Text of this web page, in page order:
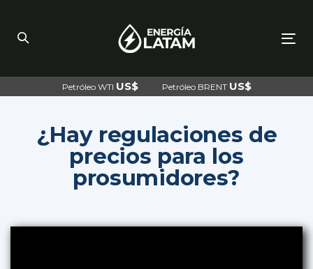
primary
navigation
content
Petróleo WTI US$ Petróleo BRENT US$
¿Hay regulaciones de
precios para los
prosumidores?
navigation